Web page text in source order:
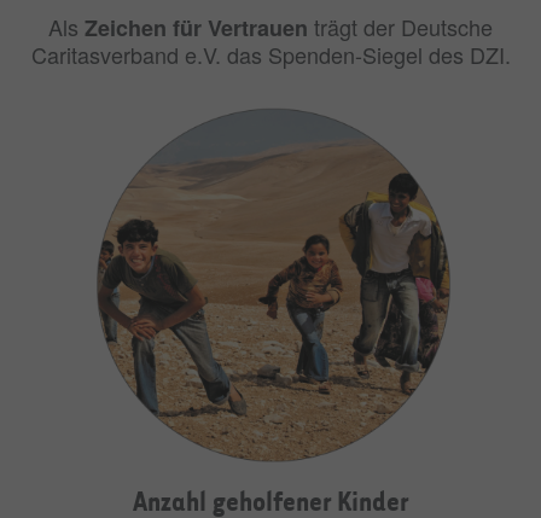
Als Zeichen für Vertrauen trägt der Deutsche
Caritasverband e.V. das Spenden-Siegel des DZI.
Anzahl geholfener Kinder